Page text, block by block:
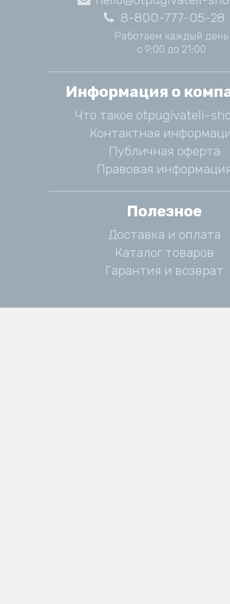
8-800-777-05-28
Работаем каждый день
с 9:00 до 21:00
Информация о
Что такое otpugivateli-
Контактная
Публичная оферта
Правовая
Полезное
Доставка и оплата
Каталог товаров
Гарантия и возврат